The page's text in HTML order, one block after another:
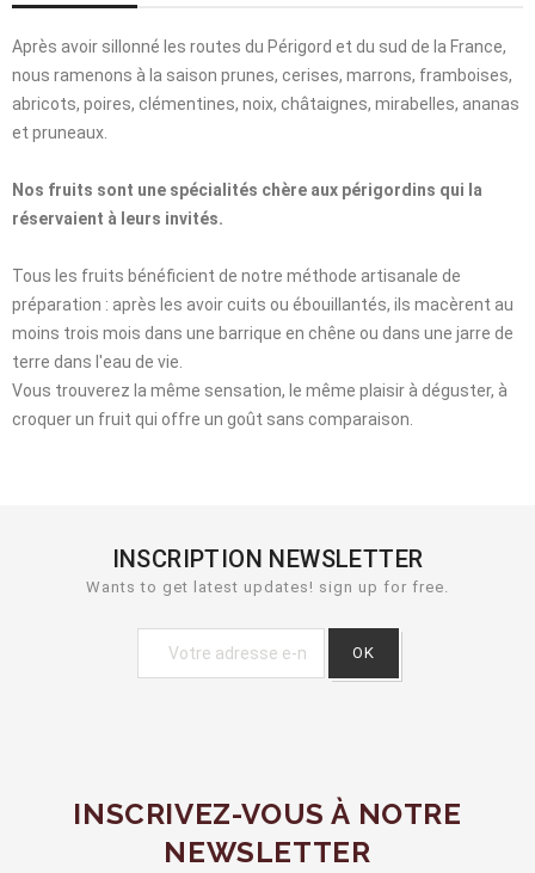
Après avoir sillonné les routes du Périgord et du sud de la France,
nous ramenons à la saison prunes, cerises, marrons, framboises,
abricots, poires, clémentines, noix, châtaignes, mirabelles, ananas
et pruneaux.
Nos fruits sont une spécialités chère aux périgordins qui la
réservaient à leurs invités.
Tous les fruits bénéficient de notre méthode artisanale de
préparation : après les avoir cuits ou ébouillantés, ils macèrent au
moins trois mois dans une barrique en chêne ou dans une jarre de
terre dans l'eau de vie.
Vous trouverez la même sensation, le même plaisir à déguster, à
croquer un fruit qui offre un goût sans comparaison.
INSCRIPTION NEWSLETTER
Wants to get latest updates! sign up for free.
INSCRIVEZ-VOUS À NOTRE
NEWSLETTER